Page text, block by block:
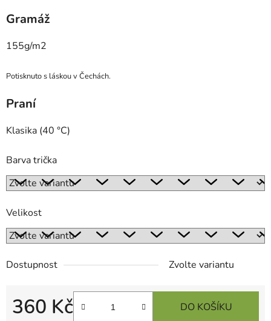
Gramáž
155g/m2
Potisknuto s láskou v Čechách.
Praní
Klasika (40 °C)
Barva trička
Velikost
Dostupnost Zvolte variantu
360 Kč DO KOŠÍKU